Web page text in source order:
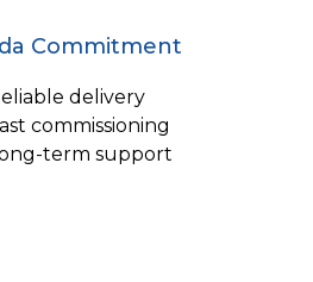
Commitment
delivery
commissioning
term support